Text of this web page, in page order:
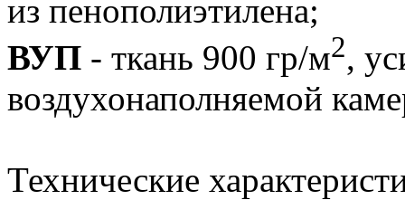
из пенополиэтилена;
ВУП - ткань 900 гр/м2,
воздухонаполняемой
Технические